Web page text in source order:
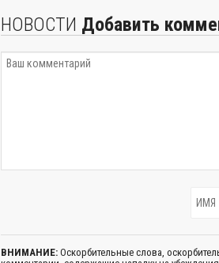
НОВОСТИ Добавить
ВНИМАНИЕ: Оскорбительные слова,